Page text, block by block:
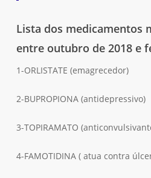
Lista dos medicamentos
entre outubro de 2018 e
1-ORLISTATE (emagrecedor)
2-BUPROPIONA (antidepressivo)
3-TOPIRAMATO
4-FAMOTIDINA ( atua contra